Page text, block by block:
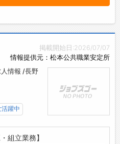
掲載開始日:2026/07/07
情報提供元：松本公共職業安定所
情報 /長野
活躍中
組立業務】